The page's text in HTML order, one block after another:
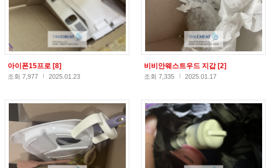
아이폰15프로 [8]
조회 7,977 2025.01.23
비비안웨스트우드 지갑 [2]
조회 7,335 2025.01.17